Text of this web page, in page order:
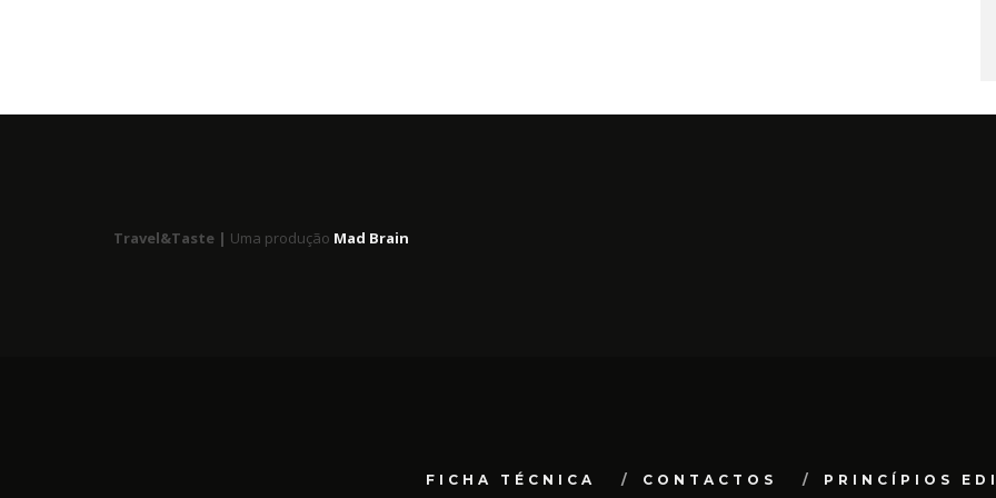
Travel&Taste | Uma produção Mad Brain
FICHA TÉCNICA CONTACTOS PRINCÍPIOS